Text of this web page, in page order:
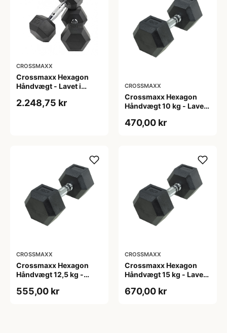
CROSSMAXX
Crossmaxx Hexagon
Håndvægt - Lavet i
gummi - Riflet håndtag
2.248,75 kr
CROSSMAXX
Crossmaxx Hexagon
Håndvægt 10 kg - Lavet i
gummi - Riflet håndtag
470,00 kr
CROSSMAXX
Crossmaxx Hexagon
Håndvægt 12,5 kg -
med gummi - Riflet
555,00 kr
CROSSMAXX
Crossmaxx Hexagon
Håndvægt 15 kg - Lavet i
gummi - Riflet håndtag
670,00 kr